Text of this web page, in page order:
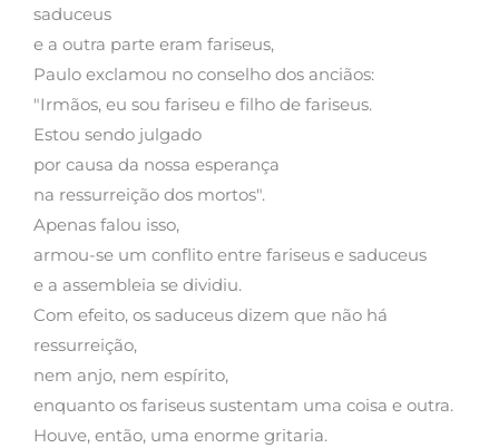
saduceus
e a outra parte eram fariseus,
Paulo exclamou no conselho dos anciãos:
"Irmãos, eu sou fariseu e filho de fariseus.
Estou sendo julgado
por causa da nossa esperança
na ressurreição dos mortos".
Apenas falou isso,
armou-se um conflito entre fariseus e saduceus
e a assembleia se dividiu.
Com efeito, os saduceus dizem que não há
ressurreição,
nem anjo, nem espírito,
enquanto os fariseus sustentam uma coisa e outra.
Houve, então, uma enorme gritaria.